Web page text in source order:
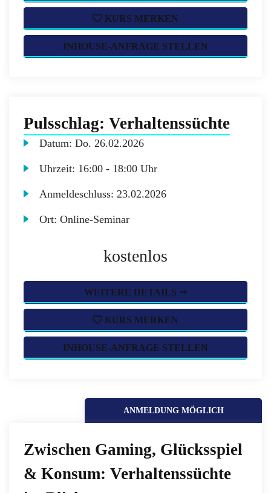
KURS MERKEN
INHOUSE-ANFRAGE STELLEN
Pulsschlag: Verhaltenssüchte
Datum:Do. 26.02.2026
Uhrzeit: 16:00 - 18:00 Uhr
Anmeldeschluss:23.02.2026
Ort:Online-Seminar
kostenlos
WEITERE DETAILS ➞
KURS MERKEN
INHOUSE-ANFRAGE STELLEN
ANMELDUNG MÖGLICH
Zwischen Gaming, Glücksspiel
& Konsum: Verhaltenssüchte